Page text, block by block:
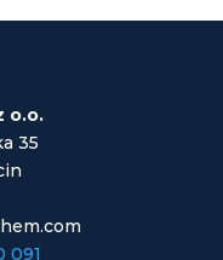
o.o.
35
091